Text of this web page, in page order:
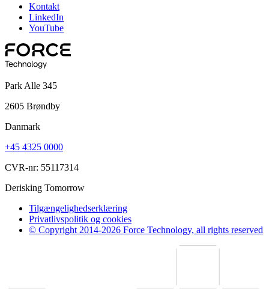
Kontakt
LinkedIn
YouTube
Park Alle 345
2605 Brøndby
Danmark
+45 4325 0000
CVR-nr: 55117314
Derisking Tomorrow
Tilgængelighedserklæring
Privatlivspolitik og cookies
© Copyright 2014-2026 Force Technology, all rights reserved